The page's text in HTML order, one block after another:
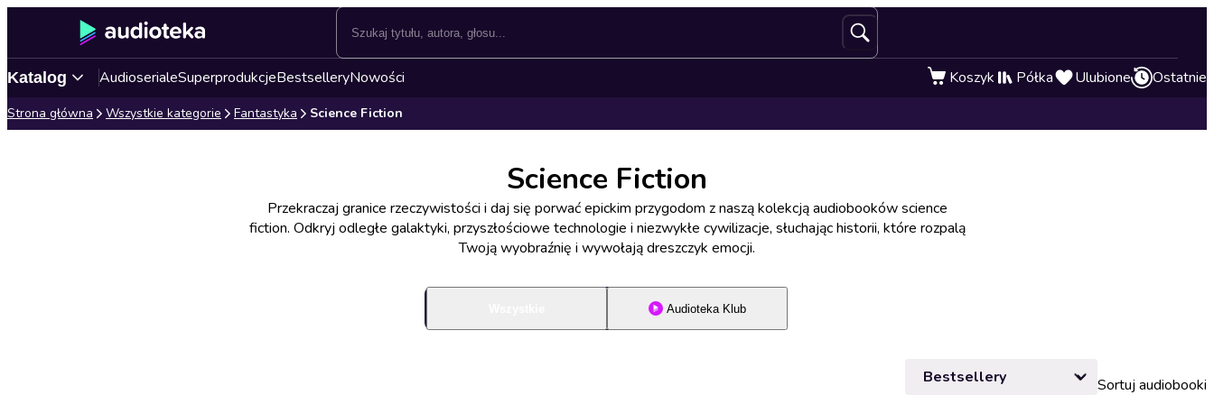
Katalog AudioserialeSuperprodukcjeBestselleryNowości Koszyk Półka Ulubione Ostatnie
Strona główna Wszystkie kategorie Fantastyka Science Fiction
Science Fiction
Przekraczaj granice rzeczywistości i daj się porwać epickim przygodom z naszą kolekcją audiobooków science
fiction. Odkryj odległe galaktyki, przyszłościowe technologie i niezwykłe cywilizacje, słuchając historii, które rozpalą
Twoją wyobraźnię i wywołają dreszczyk emocji.
Audioteka Klub
Sortuj audiobooki